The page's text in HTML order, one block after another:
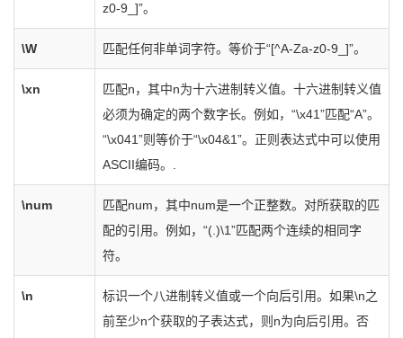
z0-9_]”。
\W 匹配任何非单词字符。等价于“[^A-Za-z0-9_]”。
\xn
匹配n，其中n为十六进制转义值。十六进制转义值
必须为确定的两个数字长。例如，“\x41”匹配“A”。
“\x041”则等价于“\x04&1”。正则表达式中可以使用
ASCII编码。.
\num
匹配num，其中num是一个正整数。对所获取的匹
配的引用。例如，“(.)\1”匹配两个连续的相同字
符。
\n
标识一个八进制转义值或一个向后引用。如果\n之
前至少n个获取的子表达式，则n为向后引用。否